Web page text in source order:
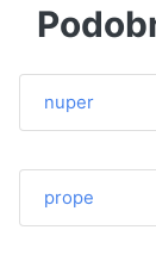
nuper
prope